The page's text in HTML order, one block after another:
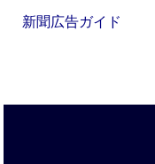
新聞広告ガイド